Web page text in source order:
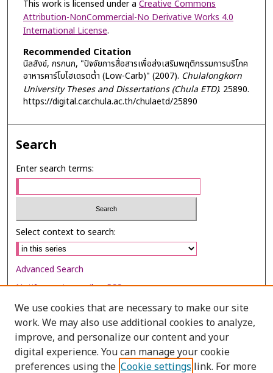
This work is licensed under a Creative Commons
Attribution-NonCommercial-No Derivative Works 4.0
International License.
Recommended Citation
นิลสังข์, กรกนก, "ปัจจัยการสื่อสารเพื่อส่งเสริมพฤติกรรมการบริโภค
อาหารคาร์โบไฮเดรตต่ำ (Low-Carb)" (2007). Chulalongkorn
University Theses and Dissertations (Chula ETD). 25890.
https://digital.car.chula.ac.th/chulaetd/25890
Search
Enter search terms:
Select context to search:
Advanced Search
Notify me via email orRSS
Browse
Collections
Disciplines
We use cookies that are necessary to make our site
work. We may also use additional cookies to analyze,
improve, and personalize our content and your
digital experience. You can manage your cookie
preferences using the Cookie settings link. For more